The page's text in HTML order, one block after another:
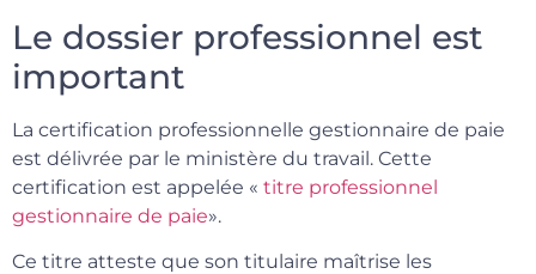
Le dossier professionnel est
important
La certification professionnelle gestionnaire de paie
est délivrée par le ministère du travail. Cette
certification est appelée « titre professionnel
gestionnaire de paie».
Ce titre atteste que son titulaire maîtrise les